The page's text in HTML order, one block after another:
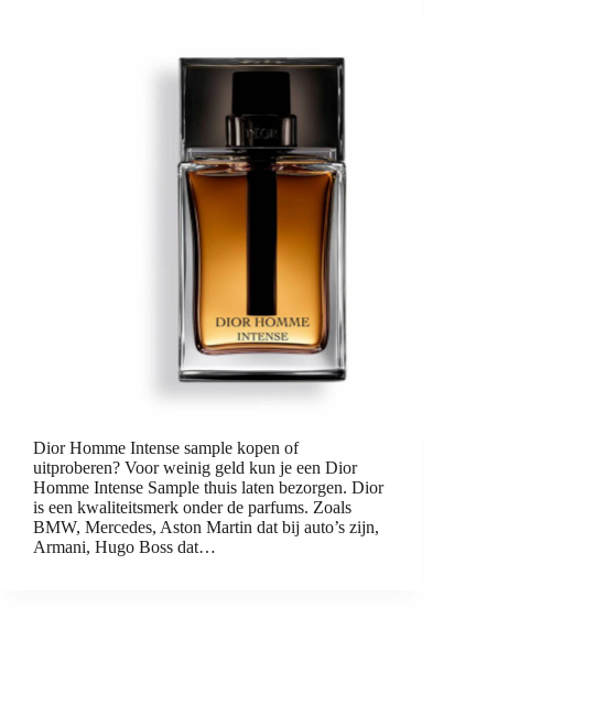
Dior Homme Intense sample kopen of
uitproberen? Voor weinig geld kun je een Dior
Homme Intense Sample thuis laten bezorgen. Dior
is een kwaliteitsmerk onder de parfums. Zoals
BMW, Mercedes, Aston Martin dat bij auto’s zijn,
Armani, Hugo Boss dat…